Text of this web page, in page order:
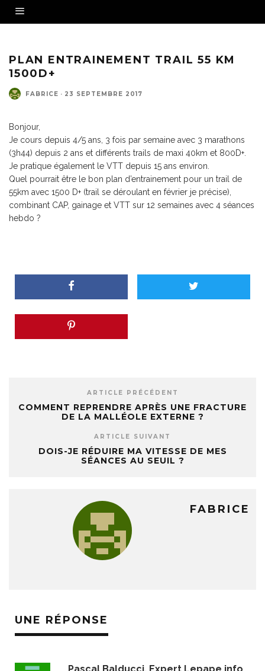
PLAN ENTRAINEMENT TRAIL 55 KM
1500D+
FABRICE · 23 SEPTEMBRE 2017
Bonjour,
Je cours depuis 4/5 ans, 3 fois par semaine avec 3 marathons
(3h44) depuis 2 ans et différents trails de maxi 40km et 800D+.
Je pratique également le VTT depuis 15 ans environ.
Quel pourrait être le bon plan d’entrainement pour un trail de
55km avec 1500 D+ (trail se déroulant en février je précise),
combinant CAP, gainage et VTT sur 12 semaines avec 4 séances
hebdo ?
ARTICLE PRÉCÉDENT
COMMENT REPRENDRE APRÈS UNE FRACTURE
DE LA MALLÉOLE EXTERNE ?
ARTICLE SUIVANT
DOIS-JE RÉDUIRE MA VITESSE DE MES
SÉANCES AU SEUIL ?
FABRICE
UNE RÉPONSE